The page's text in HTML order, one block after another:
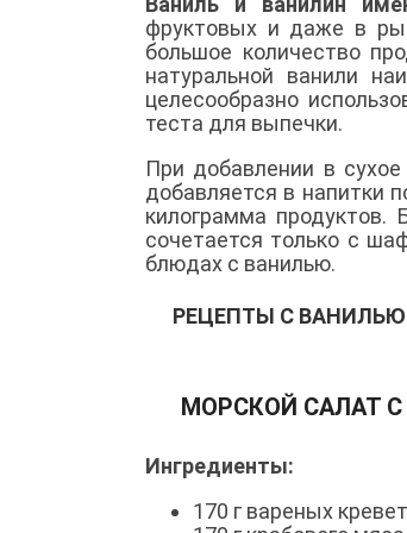
фруктовых и даже в
большое количество
натуральной ванили
целесообразно
теста для выпечки.
При добавлении в
добавляется в напитки
килограмма продуктов.
сочетается только с
блюдах с ванилью.
РЕЦЕПТЫ С ВАНИЛЬЮ
МОРСКОЙ САЛАТ
Ингредиенты:
170 г вареных